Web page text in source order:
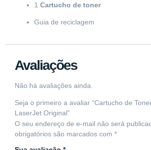
1 Cartucho de toner
Guia de reciclagem
Avaliações
Não há avaliações ainda.
Seja o primeiro a avaliar “Cartucho de
LaserJet Original”
O seu endereço de e-mail não será
obrigatórios são marcados com *